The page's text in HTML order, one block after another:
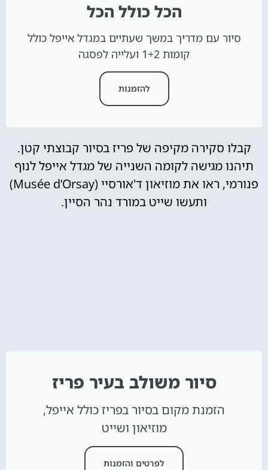
הכל כולל הכל
סיור עם מדריך במשך שעתיים במגדל אייפל כולל
קומות 1+2 ועלייה לפסגה
להזמנות
קבלו סקירה מקיפה של פריז בסיור קבוצתי קטן.
תיהנו מגישה לקומה השנייה של מגדל אייפל לנוף
פנורמי, ראו את מוזיאון ד'אורסיי (Musée d’Orsay)
ותעשו שייט במורד נהר הסיין.
סיור משולב בעיר פריז
הזמנת מקום בסיור בפריז כולל אייפל,
מוזיאון ושייט
לפרטים והזמנות